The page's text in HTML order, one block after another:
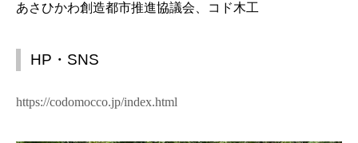
あさひかわ創造都市推進協議会、コド木工
HP・SNS
https://codomocco.jp/index.html